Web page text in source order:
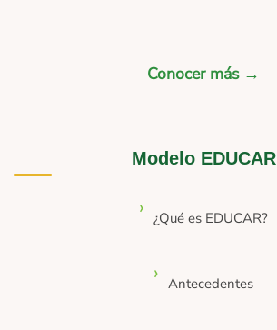
Conocer más →
Modelo EDUCAR
¿Qué es EDUCAR?
Antecedentes